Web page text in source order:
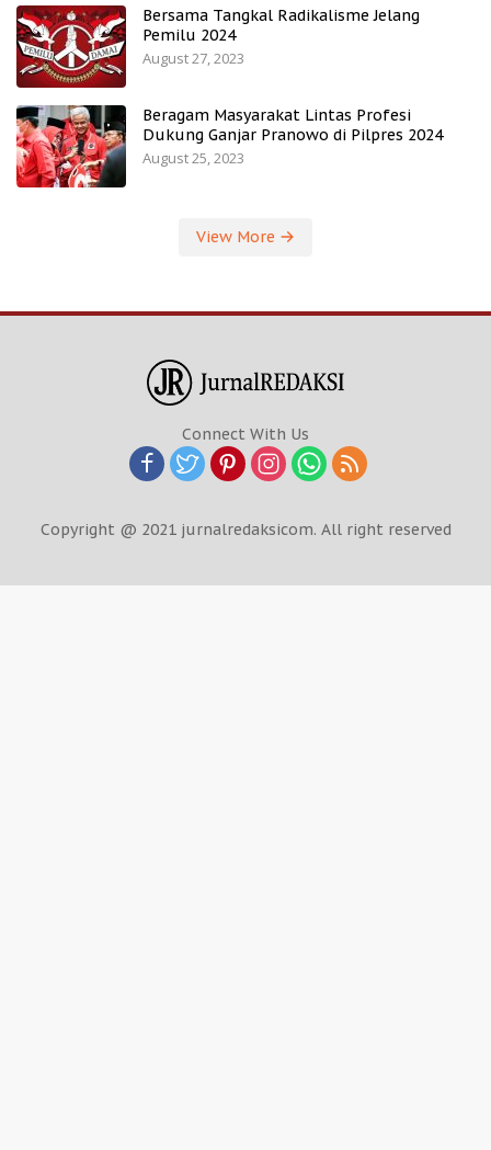
Bersama Tangkal Radikalisme Jelang
Pemilu 2024
August 27, 2023
Beragam Masyarakat Lintas Profesi
Dukung Ganjar Pranowo di Pilpres 2024
August 25, 2023
View More
Connect With Us
Copyright @ 2021 jurnalredaksicom. All right reserved